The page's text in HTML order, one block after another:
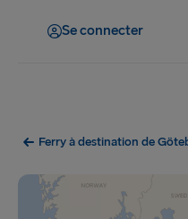
Se connecter
Ferry à destination de